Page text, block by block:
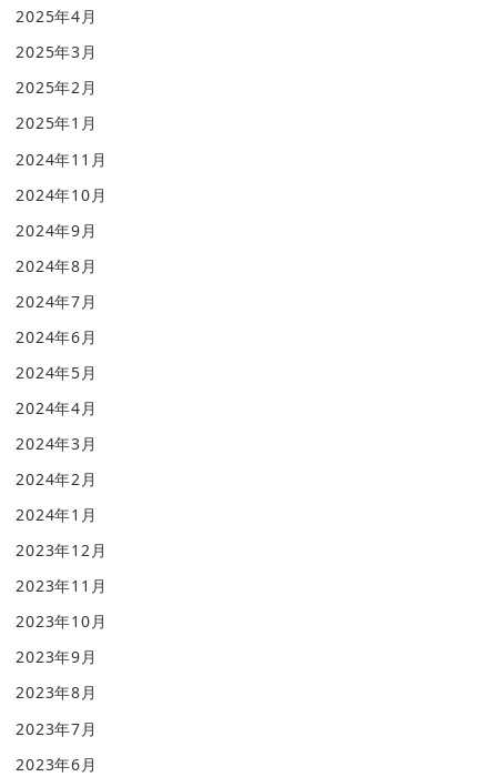
2025年4月
2025年3月
2025年2月
2025年1月
2024年11月
2024年10月
2024年9月
2024年8月
2024年7月
2024年6月
2024年5月
2024年4月
2024年3月
2024年2月
2024年1月
2023年12月
2023年11月
2023年10月
2023年9月
2023年8月
2023年7月
2023年6月